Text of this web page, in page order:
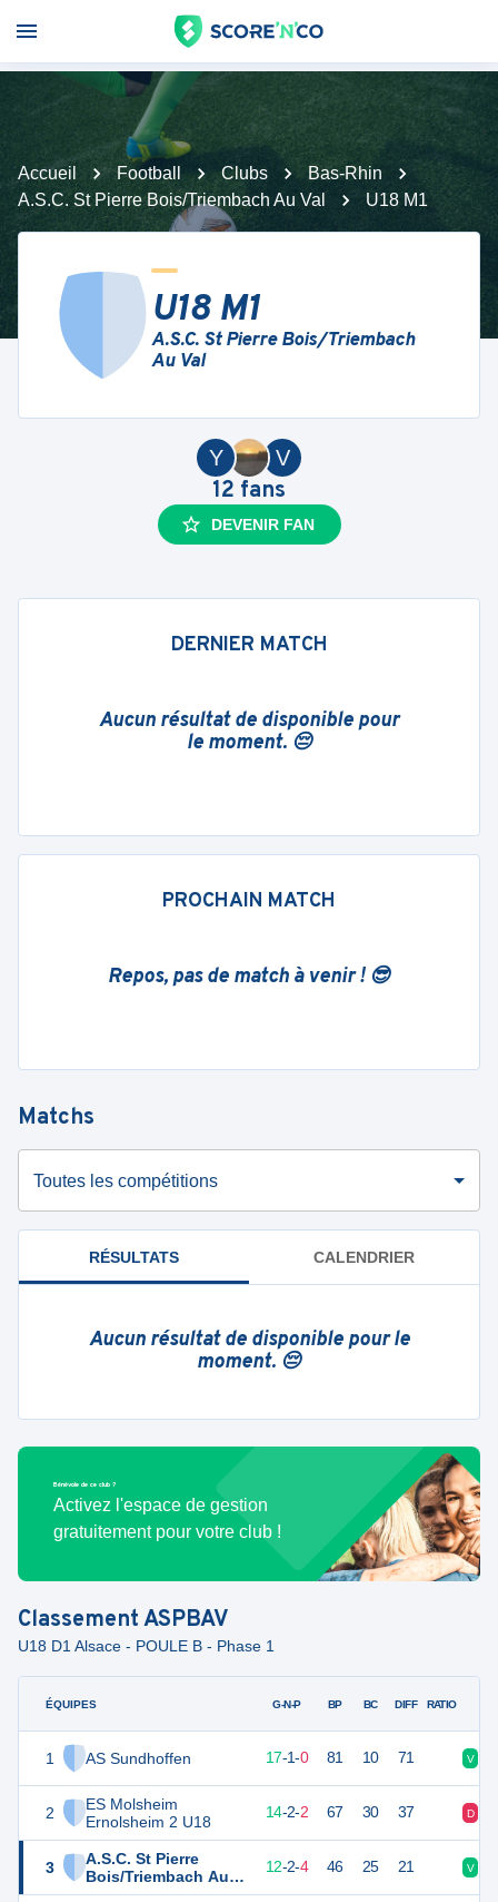
Accueil Football Clubs
Bas-Rhin
A.S.C. St Pierre Bois/Triembach Au Val
U18 M1
U18 M1
A.S.C. St Pierre Bois/Triembach
Au Val
V
Y
12 fans
DEVENIR FAN
DERNIER MATCH
Aucun résultat de disponible pour
le moment. 😔
PROCHAIN MATCH
Repos, pas de match à venir ! 😎
Matchs
Toutes les compétitions
RÉSULTATS CALENDRIER
Aucun résultat de disponible pour le
moment. 😔
Bénévole de ce club ?
Activez l'espace de gestion
gratuitement pour votre club !
ClassementASPBAV
U18 D1 Alsace - POULE B - Phase 1
ÉQUIPES
1 AS Sundhoffen
2
ES Molsheim
Ernolsheim 2 U18
3
A.S.C. St Pierre
Bois/Triembach Au
Val
G-N-P BP BC DIFF RATIO
17-1-0 81 10 71 V
44 14-2-2 67 30 37 D
38 12-2-4 46 25 21 V